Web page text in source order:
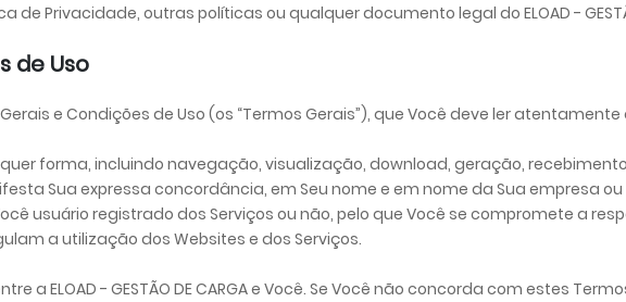
Privacidade, outras políticas ou qualquer documento legal do ELOAD -
de Uso
e Condições de Uso (os “Termos Gerais”), que Você deve ler
forma, incluindo navegação, visualização, download, geração,
Sua expressa concordância, em Seu nome e em nome da Sua empresa
usuário registrado dos Serviços ou não, pelo que Você se compromete a
a utilização dos Websites e dos Serviços.
ELOAD - GESTÃO DE CARGA e Você. Se Você não concorda com estes